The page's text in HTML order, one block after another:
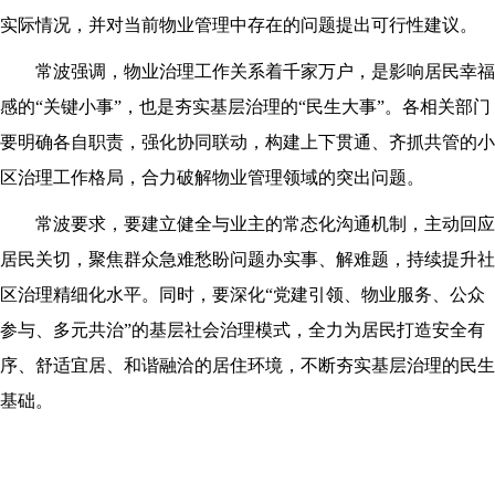
实际情况，并对当前物业管理中存在的问题提出可行性建议。
常波强调，物业治理工作关系着千家万户，是影响居民幸福
感的“关键小事”，也是夯实基层治理的“民生大事”。各相关部门
要明确各自职责，强化协同联动，构建上下贯通、齐抓共管的小
区治理工作格局，合力破解物业管理领域的突出问题。
常波要求，要建立健全与业主的常态化沟通机制，主动回应
居民关切，聚焦群众急难愁盼问题办实事、解难题，持续提升社
区治理精细化水平。同时，要深化“党建引领、物业服务、公众
参与、多元共治”的基层社会治理模式，全力为居民打造安全有
序、舒适宜居、和谐融洽的居住环境，不断夯实基层治理的民生
基础。